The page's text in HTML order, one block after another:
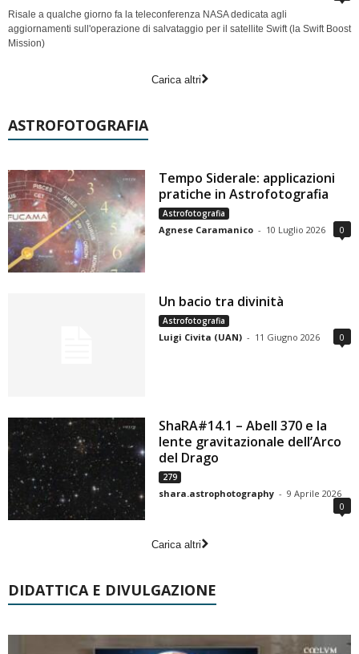
Risale a qualche giorno fa la teleconferenza NASA dedicata agli
aggiornamenti sull'operazione di salvataggio per il satellite Swift (la Swift Boost
Mission)
Carica altri
ASTROFOTOGRAFIA
Tempo Siderale: applicazioni
pratiche in Astrofotografia
Astrofotografia
Agnese Caramanico - 10 Luglio 2026 0
Un bacio tra divinità
Astrofotografia
Luigi Civita (UAN) - 11 Giugno 2026 0
ShaRA#14.1 – Abell 370 e la
lente gravitazionale dell’Arco
del Drago
279
shara.astrophotography - 9 Aprile 2026
0
Carica altri
DIDATTICA E DIVULGAZIONE